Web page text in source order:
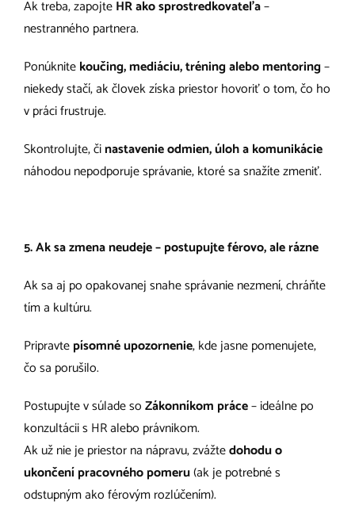
Ak treba, zapojteHR ako sprostredkovateľa–
nestranného partnera.
Ponúknitekoučing, mediáciu, tréning alebo mentoring–
niekedy stačí, ak človek získa priestor hovoriť o tom, čo ho
v práci frustruje.
Skontrolujte, činastavenie odmien, úloh a komunikácie
náhodou nepodporuje správanie, ktoré sa snažíte zmeniť.
5. Ak sa zmena neudeje – postupujte férovo, ale rázne
Ak sa aj po opakovanej snahe správanie nezmení, chráňte
tím a kultúru.
Pripravtepísomné upozornenie, kde jasne pomenujete,
čo sa porušilo.
Postupujte v súlade soZákonníkom práce– ideálne po
konzultácii s HR alebo právnikom.
Ak už nie je priestor na nápravu, zvážtedohodu o
ukončení pracovného pomeru(ak je potrebné s
odstupným ako férovým rozlúčením).